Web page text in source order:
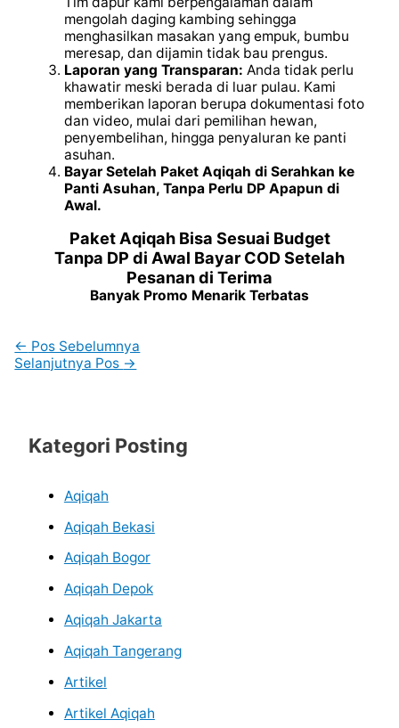
mengolah daging kambing sehingga
menghasilkan masakan yang empuk, bumbu
meresap, dan dijamin tidak bau prengus.
Laporan yang Transparan: Anda tidak perlu
khawatir meski berada di luar pulau. Kami
memberikan laporan berupa dokumentasi foto
dan video, mulai dari pemilihan hewan,
penyembelihan, hingga penyaluran ke panti
asuhan.
Bayar Setelah Paket Aqiqah di Serahkan ke
Panti Asuhan, Tanpa Perlu DP Apapun di
Awal.
Paket Aqiqah Bisa Sesuai Budget
Tanpa DP di Awal Bayar COD Setelah
Pesanan di Terima
Banyak Promo Menarik Terbatas
← Pos Sebelumnya
Selanjutnya Pos →
Kategori Posting
Aqiqah
Aqiqah Bekasi
Aqiqah Bogor
Aqiqah Depok
Aqiqah Jakarta
Aqiqah Tangerang
Artikel
Artikel Aqiqah